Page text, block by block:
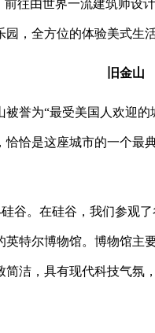
往由世界一流建筑师设
，全方位的体验美式生活
旧金山
被誉为“最受美国人欢迎的
恰是这座城市的一个
硅谷。在硅谷，我们参观
特尔博物馆。博物馆
洁，具有现代科技气